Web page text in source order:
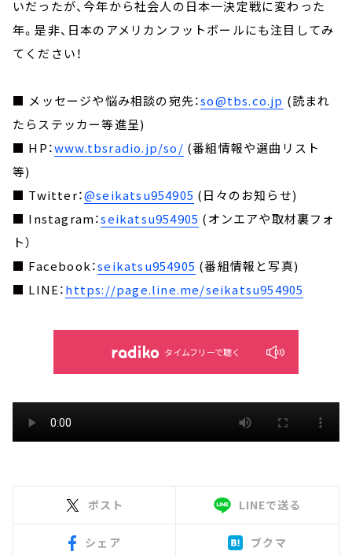
いだったが、今年から社会人の日本一決定戦に変わった
年。是非、日本のアメリカンフットボールにも注目してみ
てください！
■ メッセージや悩み相談の宛先：so@tbs.co.jp (読まれ
たらステッカー等進呈)
■ HP：www.tbsradio.jp/so/ (番組情報や選曲リスト
等)
■ Twitter：@seikatsu954905 (日々のお知らせ)
■ Instagram：seikatsu954905 (オンエアや取材裏フォ
ト）
■ Facebook：seikatsu954905 (番組情報と写真)
■ LINE：https://page.line.me/seikatsu954905
タイムフリーで聴く
ポスト LINEで送る
シェア ブクマ